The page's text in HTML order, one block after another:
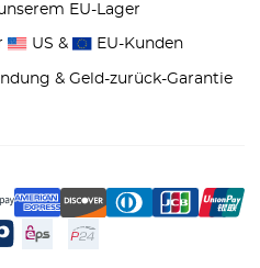
EU-Lager
US & EU-Kunden
& Geld-zurück-Garantie